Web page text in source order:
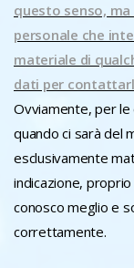
questo senso,
personale che
materiale di
dati per
Ovviamente, per
quando ci sarà del
esclusivamente
indicazione,
conosco meglio e
correttamente.